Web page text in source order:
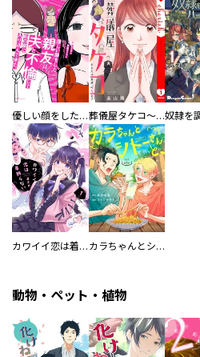
優しい顔をした親友は、夫と不倫して私の家に入り込んできた。 葬儀屋タケコ～あなたの最期、叶えます【電子単行本版】
カワイイ恋は着飾らない カラちゃんとシトーさんと、 【分冊版】
動物・ペット・植物